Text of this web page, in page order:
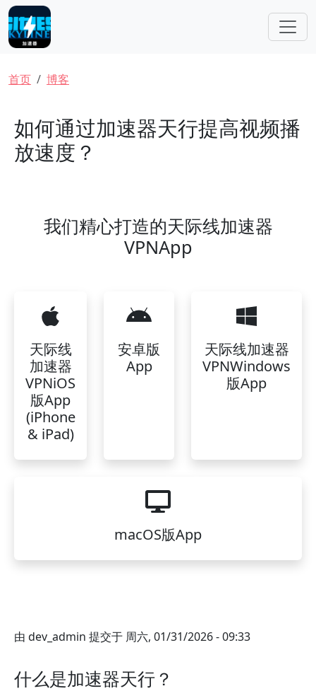
跳转到主要内容
面包屑
首页 博客
如何通过加速器天行提高视频播
放速度？
我们精心打造的天际线加速器
VPNApp
天际线
加速器
VPNiOS
版App
(iPhone
& iPad)
安卓版
App
天际线加速器
VPNWindows
版App
macOS版App
由 dev_admin 提交于 周六, 01/31/2026 - 09:33
什么是加速器天行？